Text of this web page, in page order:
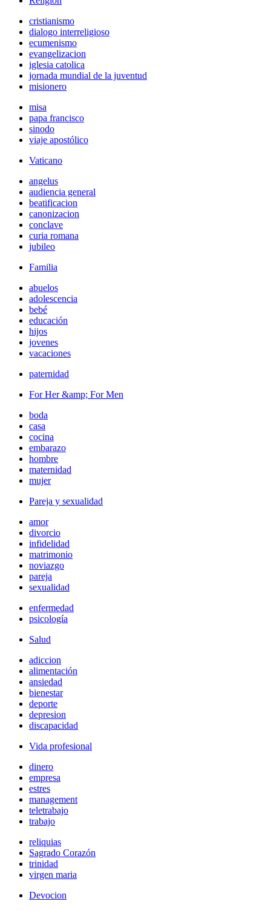
cristianismo
dialogo interreligioso
ecumenismo
evangelizacion
iglesia catolica
jornada mundial de la juventud
misionero
misa
papa francisco
sinodo
viaje apostólico
Vaticano
angelus
audiencia general
beatificacion
canonizacion
conclave
curia romana
jubileo
Familia
abuelos
adolescencia
bebé
educación
hijos
jovenes
vacaciones
paternidad
For Her &amp; For Men
boda
casa
cocina
embarazo
hombre
maternidad
mujer
Pareja y sexualidad
amor
divorcio
infidelidad
matrimonio
noviazgo
pareja
sexualidad
enfermedad
psicología
Salud
adiccion
alimentación
ansiedad
bienestar
deporte
depresion
discapacidad
Vida profesional
dinero
empresa
estres
management
teletrabajo
trabajo
reliquias
Sagrado Corazón
trinidad
virgen maria
Devocion